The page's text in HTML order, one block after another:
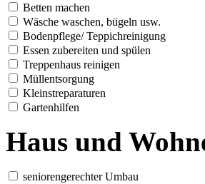
Betten machen
Wäsche waschen, bügeln usw.
Bodenpflege/ Teppichreinigung
Essen zubereiten und spülen
Treppenhaus reinigen
Müllentsorgung
Kleinstreparaturen
Gartenhilfen
Haus und
seniorengerechter Umbau